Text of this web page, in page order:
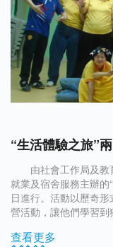
“生活體驗之旅”
由社會工作局及教
就業及宿舍服務主辦的
日進行。活動以歷奇
營活動，讓他們學習到
查看更多